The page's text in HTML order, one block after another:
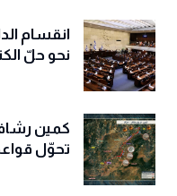
انقسام
نحو حلّ
كمين
تحوّل